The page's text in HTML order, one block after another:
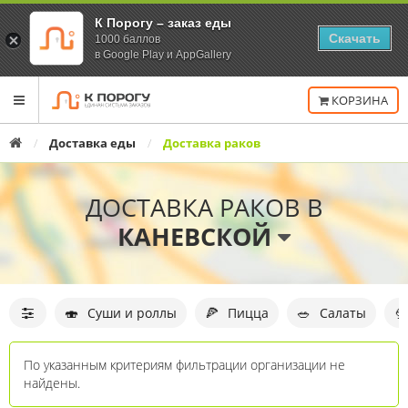
Переключить
КОРЗИНА
ГлавнаяДоставка еды Доставка раков
ДОСТАВКА РАКОВ В
КАНЕВСКОЙ
организаций
🍣 Суши и роллы 🍕 Пицца 🥗 Салаты 🍨
Список
По указанным критериям фильтрации организации не
найдены.
К Порогу – заказ еды
1000 баллов
в Google Play и AppGallery
Скачать